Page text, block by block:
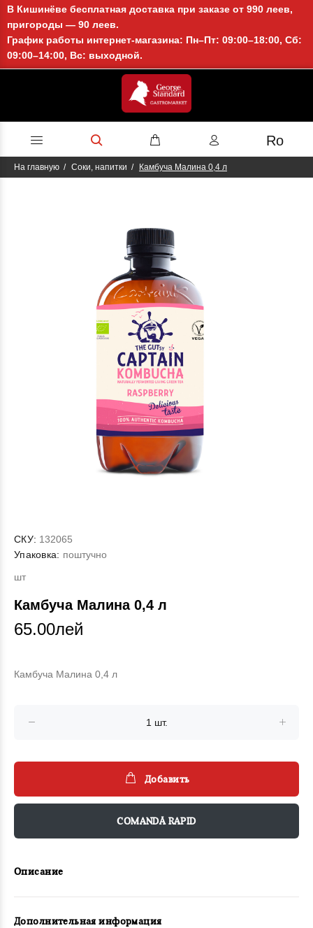
В Кишинёве бесплатная доставка при заказе от 990 леев,
пригороды — 90 леев.
График работы интернет-магазина: Пн–Пт: 09:00–18:00, Сб:
09:00–14:00, Вс: выходной.
Ro
На главную Соки, напитки Камбуча Малина 0,4 л
СКУ: 132065
Упаковка: поштучно
шт
Камбуча Малина 0,4 л
65.00лей
Камбуча Малина 0,4 л
Добавить
COMANDĂ RAPID
Описание
Дополнительная информация